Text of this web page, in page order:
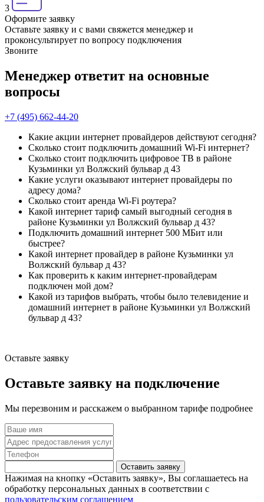
3
Оформите заявку
Оставьте заявку и с вами свяжется менеджер и
проконсультирует по вопросу подключения
Звоните
Менеджер ответит на основные
вопросы
+7 (495) 662-44-20
Какие акции интернет провайдеров действуют сегодня?
Сколько стоит подключить домашний Wi-Fi интернет?
Сколько стоит подключить цифровое ТВ в районе
Кузьминки ул Волжский бульвар д 43
Какие услуги оказывают интернет провайдеры по
адресу дома?
Сколько стоит аренда Wi-Fi роутера?
Какой интернет тариф самый выгодный сегодня в
районе Кузьминки ул Волжский бульвар д 43?
Подключить домашний интернет 500 МБит или
быстрее?
Какой интернет провайдер в районе Кузьминки ул
Волжский бульвар д 43?
Как проверить к каким интернет-провайдерам
подключен мой дом?
Какой из тарифов выбрать, чтобы было телевидение и
домашний интернет в районе Кузьминки ул Волжский
бульвар д 43?
Оставьте заявку
Оставьте заявку на подключение
Мы перезвоним и расскажем о выбранном тарифе подробнее
Оставить заявку
Нажимая на кнопку «Оставить заявку», Вы соглашаетесь на
обработку персональных данных в соответствии с
пользовательским соглашением